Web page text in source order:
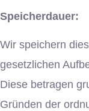
Speicherdauer:
Wir speichern
gesetzlichen
Diese betragen
Gründen der